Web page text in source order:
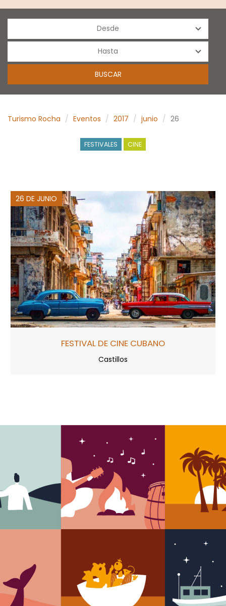
Turismo Rocha Eventos 2017 junio 26
FESTIVALES CINE
26 DE JUNIO
FESTIVAL DE CINE CUBANO
Castillos